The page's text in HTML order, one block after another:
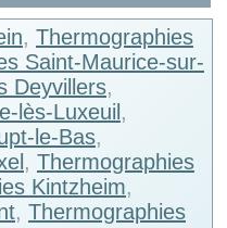
, Thermographies
Saint-Maurice-sur-
Deyvillers,
lès-Luxeuil ,
le-Bas,
, Thermographies
Kintzheim,
, Thermographies